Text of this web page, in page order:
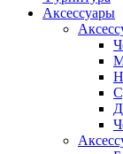
Аксессуары